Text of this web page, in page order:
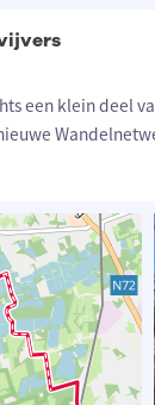
een klein deel